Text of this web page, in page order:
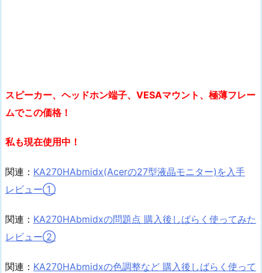
スピーカー、ヘッドホン端子、VESAマウント、極薄フレー
ムでこの価格！
私も現在使用中！
関連： KA270HAbmidx(Acerの27型液晶モニター)を入手
レビュー①
関連： KA270HAbmidxの問題点 購入後しばらく使ってみた
レビュー②
関連： KA270HAbmidxの色調整など 購入後しばらく使って